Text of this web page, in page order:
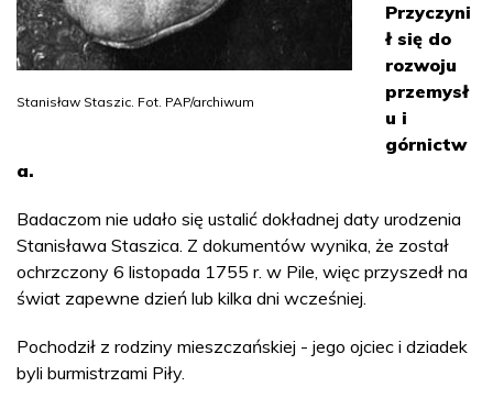
Stanisław Staszic. Fot. PAP/archiwum
Przyczyni
ł się do
rozwoju
przemysł
u i
górnictw
a.
Badaczom nie udało się ustalić dokładnej daty urodzenia
Stanisława Staszica. Z dokumentów wynika, że został
ochrzczony 6 listopada 1755 r. w Pile, więc przyszedł na
świat zapewne dzień lub kilka dni wcześniej.
Pochodził z rodziny mieszczańskiej - jego ojciec i dziadek
byli burmistrzami Piły.